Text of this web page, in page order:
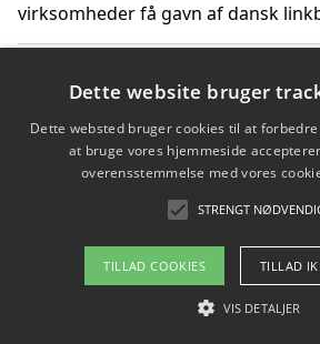
virksomheder få gavn af dansk
får du indgår et samarbejde
Hold et møde med en WordPress
mest professionelle til at
Copyright 2026 -
Om / kontakt
Dette website bruger
Dette websted bruger cookies til at
at bruge vores hjemmeside
overensstemmelse med vores
STRENGT
TILLAD COOKIES TILLAD
VIS DETALJER